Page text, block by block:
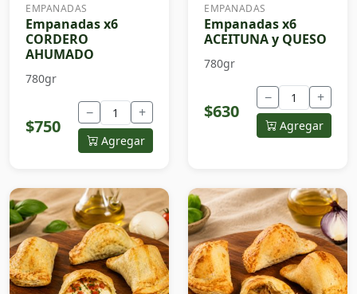
EMPANADAS
Empanadas x6
CORDERO
AHUMADO
780gr
$750
− +
Agregar
EMPANADAS
Empanadas x6
ACEITUNA y QUESO
780gr
$630
− +
Agregar